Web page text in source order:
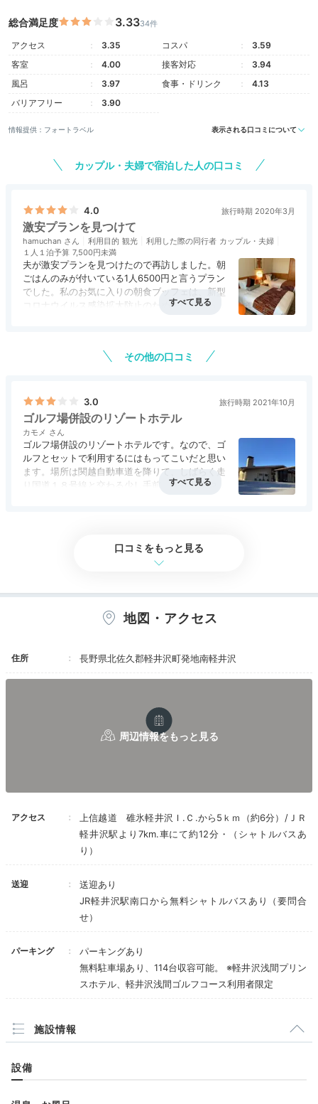
客室は全30室で、ツイン、コンフォートツイン、スイ
ートの3タイプ。浅間山や森林を望むバルコニーが全室
に付いていて、高原の風を感じつつ寛げます。身支度に
便利な三面鏡ドレッサーがあるのも嬉しいポイント。
た素敵な眺めに癒されました。
Onsen
おしゃれな温泉棟へ
ナがあり、化粧水などのアメニティも揃っています。
miichan.a.s
露天風呂からの景色が素敵！脱衣所やラウンジもおしゃれでゆっく
しめました♪
Dinner
18:30
信州食材を使った
総合満足度 3.3334件
アクセス 3.35 コスパ
3.59
客室
4.00 接客対応
3.94
風呂
3.97 食事・ドリンク
4.13
バリアフリー
3.90
情報提供：フォートラベル 表示される口コミについて
カップル・夫婦で宿泊した人の口コミ
4.0 旅行時期 2020年3月
激安プランを見つけて
hamuchan 利用目的 観光 利用した際の同行者 カップル・夫婦
１人１泊予算 7,500円未満
夫が激安プランを見つけたので再訪しました。朝
ごはんのみが付いている1人6500円と言うプラン
でした。私のお気に入りの朝食ブッフェは、新型
コロナウイルス感染拡大防止のため中止となって
や声かけをして下さり、気持ちよく滞在できまし
その他の口コミ
3.0 旅行時期 2021年10月
ゴルフ場併設のリゾートホテル
カモメ
ゴルフ場併設のリゾートホテルです。なので、ゴ
ルフとセットで利用するにはもってこいだと思い
ます。場所は関越自動車道を降りて、しばらく走
り国道１８号線と交わる少し手前。軽井沢駅や中
てはリゾートホテルといった感じです。
口コミをもっと見る
地図・アクセス
住所 長野県北佐久郡軽井沢町発地南軽井沢
アクセス
上信越道 碓氷軽井沢Ｉ.Ｃ.から5ｋｍ（約6分）/ＪＲ
軽井沢駅より7km.車にて約12分・（シャトルバスあ
り）
送迎
送迎あり
JR軽井沢駅南口から無料シャトルバスあり（要問合
せ）
パーキング
パーキングあり
無料駐車場あり、114台収容可能。 ※軽井沢浅間プリン
スホテル、軽井沢浅間ゴルフコース利用者限定
施設情報
設備